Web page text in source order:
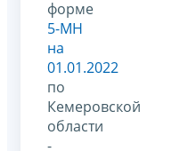
форме
5-МН
на
01.01.2022
по
Кемеровской
области
-